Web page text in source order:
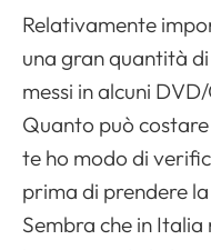
Relativamente
una gran quantità
messi in alcuni
Quanto può
te ho modo di
prima di prendere
Sembra che in Italia